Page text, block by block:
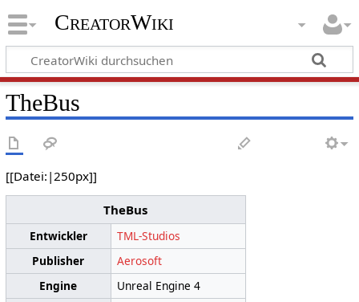
CreatorWiki
TheBus
[[Datei:|250px]]
TheBus
Entwickler
TML-Studios
Publisher
Aerosoft
Engine
Unreal Engine 4